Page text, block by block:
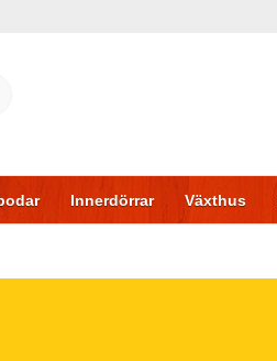
Innerdörrar Växthus